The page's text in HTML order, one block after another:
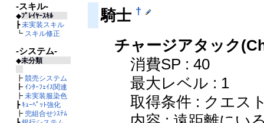
-スキル-
◆ﾌﾟﾚｲﾔｰｽｷﾙ
┣未実装スキル
┗ スキル修正
-システム-
◆未分類
┣ 競売システム
┣ ｲﾝﾀｰﾌｪｲｽ関連
┣ 未実装服染色
┣ｷｭｰﾍﾟｯﾄ強化
┣ 兜組合せｼｽﾃﾑ
騎士 †
チャージアタック
消費SP : 40
最大レベル : 1
取得条件 : クエス